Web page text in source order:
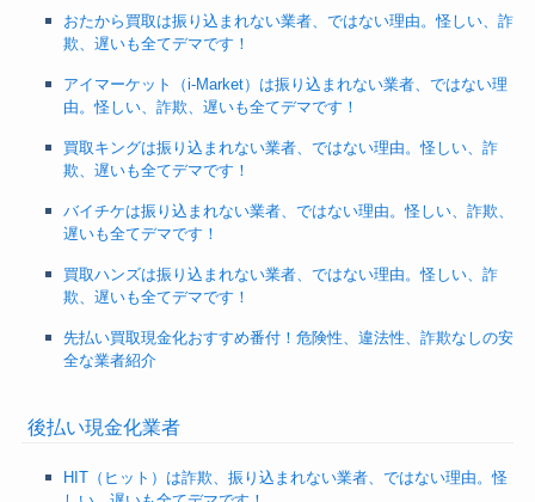
おたから買取は振り込まれない業者、ではない理由。怪しい、詐
欺、遅いも全てデマです！
アイマーケット（i-Market）は振り込まれない業者、ではない理
由。怪しい、詐欺、遅いも全てデマです！
買取キングは振り込まれない業者、ではない理由。怪しい、詐
欺、遅いも全てデマです！
バイチケは振り込まれない業者、ではない理由。怪しい、詐欺、
遅いも全てデマです！
買取ハンズは振り込まれない業者、ではない理由。怪しい、詐
欺、遅いも全てデマです！
先払い買取現金化おすすめ番付！危険性、違法性、詐欺なしの安
全な業者紹介
後払い現金化業者
HIT（ヒット）は詐欺、振り込まれない業者、ではない理由。怪